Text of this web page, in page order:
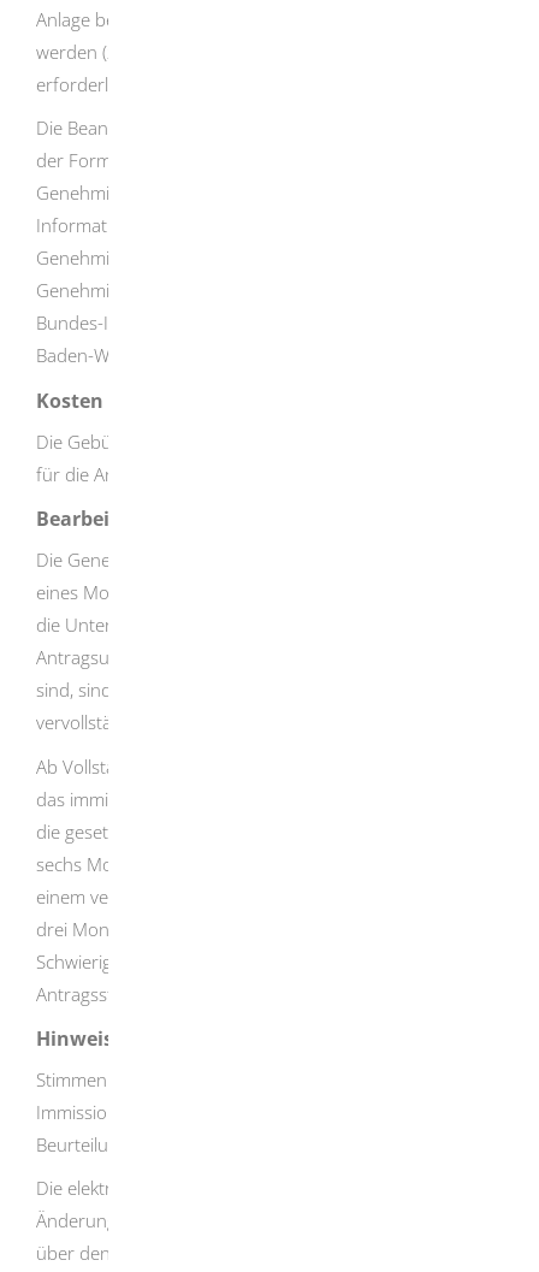
Anlage betreffende behördliche Entscheidungen miterteilt
werden (zum Beispiel Baugenehmigung), sind die hierzu
erforderlichen Unterlagen ebenfalls einzureichen.
Die Beantragung hat grundsätzlich unter Verwendung
der Formblätter zum Antrag auf immissionsrechtliche
Genehmigung zu erfolgen.
Informationen zum immissionsschutzrechtlichen
Genehmigungsverfahren finden Sie im Leitfaden -
Genehmigungs- und Anzeigeverfahren nach dem
Bundes-Immissionsschutzgesetz
Baden-Württemberg.
Kosten
Die Gebühren richten sich nach den Investitionskosten
für die Anlage.
Bearbeitungsdauer
Die Genehmigungsbehörde hat in der Regel innerhalb
eines Monats nach Eingang des Antrags zur prüfen, ob
die Unterlagen vollständig sind. Sofern die
Antragsunterlagen für eine Beurteilung nicht ausreichend
sind, sind diese durch den Antragsteller zu
vervollständigen.
Ab Vollständigkeit der Antragsunterlagen beginnen für
das immissionsschutzrechtliche Genehmigungsverfahren
die gesetzlichen Fristen, bei Änderungsvorhaben von
sechs Monaten in einem förmlichen und drei Monaten in
einem vereinfachten Verfahren. Die Fristen können um
drei Monate verlängert werden, wenn dies wegen der
Schwierigkeit der Prüfung oder aus Gründen, die dem
Antragssteller zuzurechnen sind, erforderlich ist.
Hinweise
Stimmen Sie sich im Vorfeld mit der zuständigen
Immissionsschutzbehörde bezüglich der für eine
Beurteilung erforderlichen Unterlagen ab.
Die elektronische Beantragung der wesentlichen
Änderung einer genehmigungsbedürftigen Anlage erfolgt
über den gleichen Onlineantrag, mit der auch die